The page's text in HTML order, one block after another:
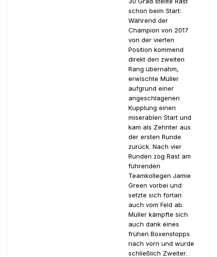
schon beim Start:
Während der
Champion von 2017
von der vierten
Position kommend
direkt den zweiten
Rang übernahm,
erwischte Müller
aufgrund einer
angeschlagenen
Kupplung einen
miserablen Start und
kam als Zehnter aus
der ersten Runde
zurück. Nach vier
Runden zog Rast am
führenden
Teamkollegen Jamie
Green vorbei und
setzte sich fortan
auch vom Feld ab.
Müller kämpfte sich
auch dank eines
frühen Boxenstopps
nach vorn und wurde
schließlich Zweiter.